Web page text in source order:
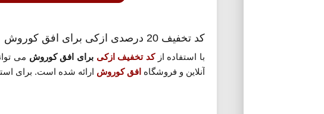
کد تخفیف 20 درصدی ازکی برای افق کوروش
با استفاده ازکد تخفیف ازکی برای افق کوروش می توانید از 20 درصد تخفیف در خرید انواع
آنلاین و فروشگاه افق کوروش ارائه شده است. برای